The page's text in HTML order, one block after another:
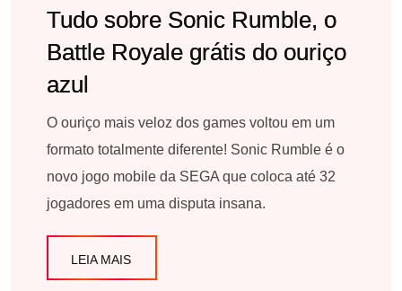
Tudo sobre Sonic Rumble, o
Battle Royale grátis do ouriço
azul
O ouriço mais veloz dos games voltou em um
formato totalmente diferente! Sonic Rumble é o
novo jogo mobile da SEGA que coloca até 32
jogadores em uma disputa insana.
LEIA MAIS